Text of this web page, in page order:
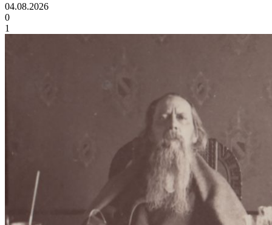
04.08.2026
0
1